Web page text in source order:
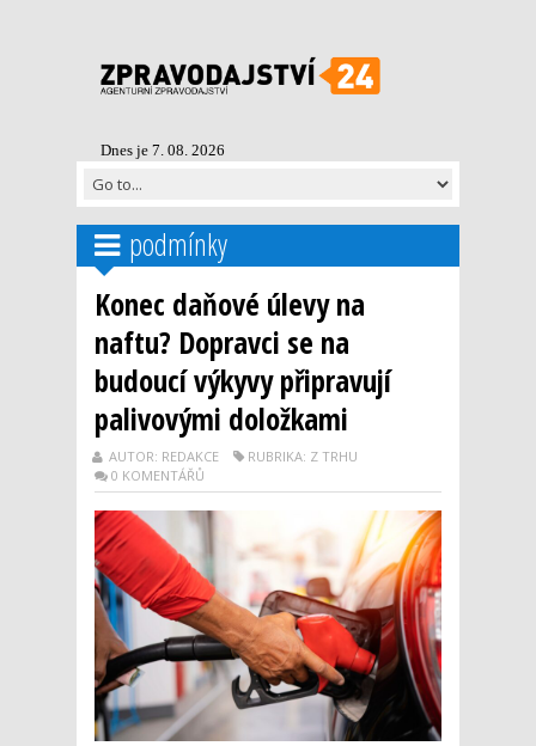
Dnes je 7. 08. 2026
podmínky
Konec daňové úlevy na
naftu? Dopravci se na
budoucí výkyvy připravují
palivovými doložkami
AUTOR: REDAKCE
RUBRIKA: Z TRHU
0 KOMENTÁŘŮ